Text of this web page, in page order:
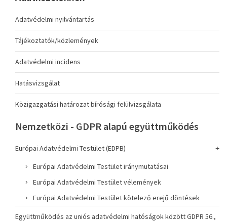
Adatvédelmi nyilvántartás
Tájékoztatók/közlemények
Adatvédelmi incidens
Hatásvizsgálat
Közigazgatási határozat bírósági felülvizsgálata
Nemzetközi - GDPR alapú együttműködés
Európai Adatvédelmi Testület (EDPB)
Európai Adatvédelmi Testület iránymutatásai
Európai Adatvédelmi Testület vélemények
Európai Adatvédelmi Testület kötelező erejű döntések
Együttműködés az uniós adatvédelmi hatóságok között GDPR 56.,